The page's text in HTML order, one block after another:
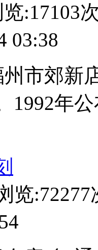
:17103
03:38
市郊新
1992年
览:72277